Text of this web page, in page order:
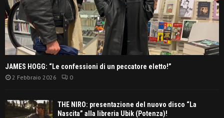
JAMES HOGG: “Le confessioni di un peccatore eletto!”
2 Febbraio 2026 0
THE NIRO: presentazione del nuovo disco “La
Nascita” alla libreria Ubik (Potenza)!